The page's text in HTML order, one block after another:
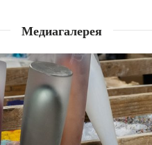
Медиагалерея